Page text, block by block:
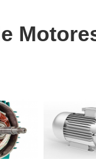
Conserto